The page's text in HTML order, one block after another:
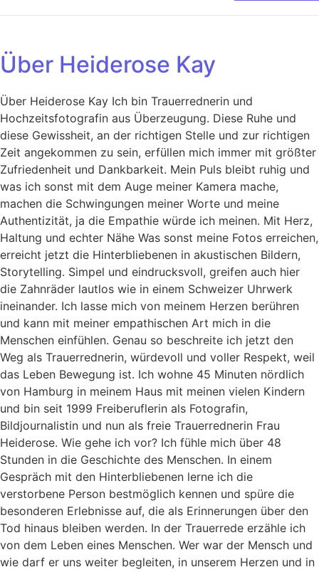
Über Heiderose Kay
Über Heiderose Kay Ich bin Trauerrednerin und
Hochzeitsfotografin aus Überzeugung. Diese Ruhe und
diese Gewissheit, an der richtigen Stelle und zur richtigen
Zeit angekommen zu sein, erfüllen mich immer mit größter
Zufriedenheit und Dankbarkeit. Mein Puls bleibt ruhig und
was ich sonst mit dem Auge meiner Kamera mache,
machen die Schwingungen meiner Worte und meine
Authentizität, ja die Empathie würde ich meinen. Mit Herz,
Haltung und echter Nähe Was sonst meine Fotos erreichen,
erreicht jetzt die Hinterbliebenen in akustischen Bildern,
Storytelling. Simpel und eindrucksvoll, greifen auch hier
die Zahnräder lautlos wie in einem Schweizer Uhrwerk
ineinander. Ich lasse mich von meinem Herzen berühren
und kann mit meiner empathischen Art mich in die
Menschen einfühlen. Genau so beschreite ich jetzt den
Weg als Trauerrednerin, würdevoll und voller Respekt, weil
das Leben Bewegung ist. Ich wohne 45 Minuten nördlich
von Hamburg in meinem Haus mit meinen vielen Kindern
und bin seit 1999 Freiberuflerin als Fotografin,
Bildjournalistin und nun als freie Trauerrednerin Frau
Heiderose. Wie gehe ich vor? Ich fühle mich über 48
Stunden in die Geschichte des Menschen. In einem
Gespräch mit den Hinterbliebenen lerne ich die
verstorbene Person bestmöglich kennen und spüre die
besonderen Erlebnisse auf, die als Erinnerungen über den
Tod hinaus bleiben werden. In der Trauerrede erzähle ich
von dem Leben eines Menschen. Wer war der Mensch und
wie darf er uns weiter begleiten, in unserem Herzen und in